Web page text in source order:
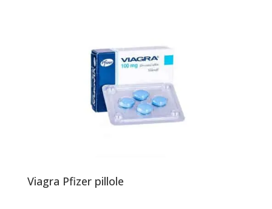
Viagra Pfizer pillole